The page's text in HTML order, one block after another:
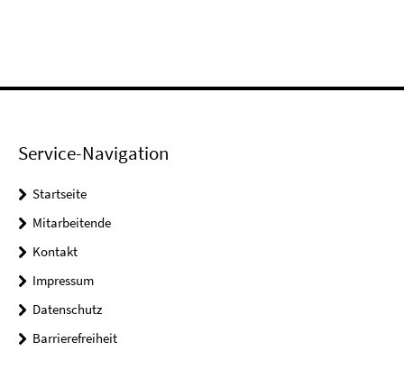
Service-Navigation
Startseite
Mitarbeitende
Kontakt
Impressum
Datenschutz
Barrierefreiheit